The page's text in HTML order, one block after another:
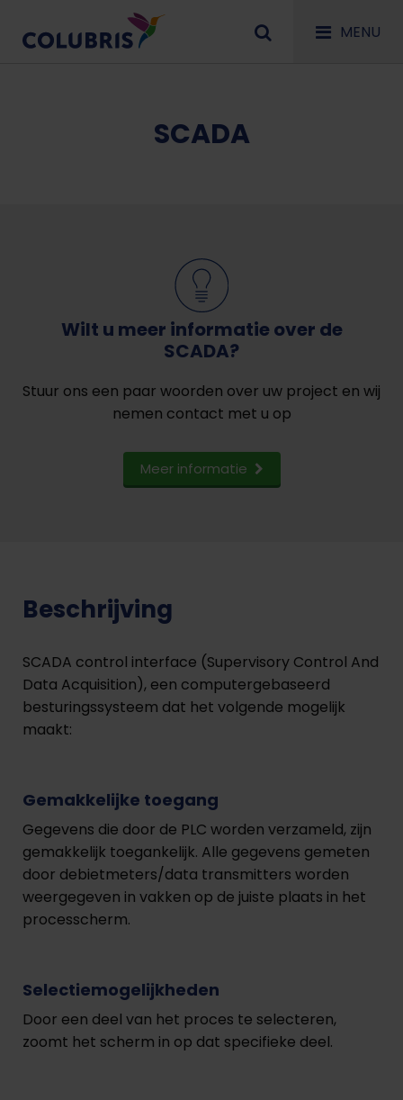
MENU
SCADA
Wilt u meer informatie over de
SCADA?
Stuur ons een paar woorden over uw project en wij
nemen contact met u op
Meer informatie
Beschrijving
SCADA control interface (Supervisory Control And
Data Acquisition), een computergebaseerd
besturingssysteem dat het volgende mogelijk
maakt:
Gemakkelijke toegang
Gegevens die door de PLC worden verzameld, zijn
gemakkelijk toegankelijk. Alle gegevens gemeten
door debietmeters/data transmitters worden
weergegeven in vakken op de juiste plaats in het
processcherm.
Selectiemogelijkheden
Door een deel van het proces te selecteren,
zoomt het scherm in op dat specifieke deel.